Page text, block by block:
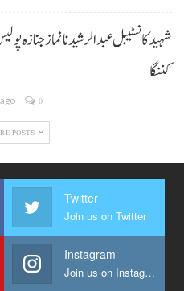
شہید کانسٹیبل عبدالرشید نا نماز
کننگا
0
POSTS
Twitter
Join us on Twitter
Instagram
Join us on Instagram